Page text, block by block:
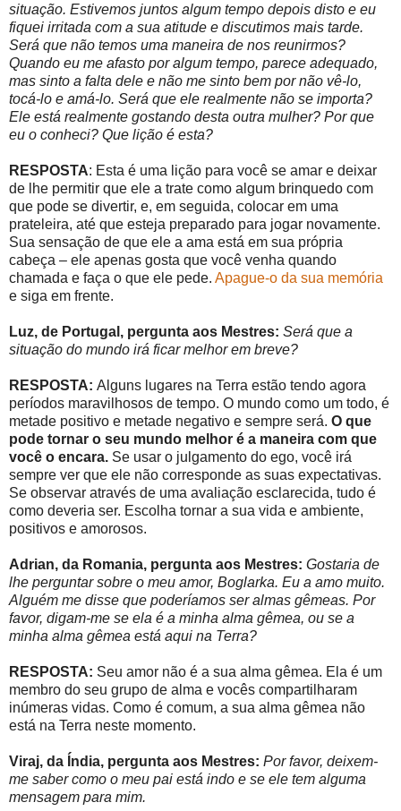
situação. Estivemos juntos algum tempo depois disto e eu
fiquei irritada com a sua atitude e discutimos mais tarde.
Será que não temos uma maneira de nos reunirmos?
Quando eu me afasto por algum tempo, parece adequado,
mas sinto a falta dele e não me sinto bem por não vê-lo,
tocá-lo e amá-lo. Será que ele realmente não se importa?
Ele está realmente gostando desta outra mulher? Por que
eu o conheci? Que lição é esta?
RESPOSTA: Esta é uma lição para você se amar e deixar
de lhe permitir que ele a trate como algum brinquedo com
que pode se divertir, e, em seguida, colocar em uma
prateleira, até que esteja preparado para jogar novamente.
Sua sensação de que ele a ama está em sua própria
cabeça – ele apenas gosta que você venha quando
chamada e faça o que ele pede. Apague-o da sua memória
e siga em frente.
Luz, de Portugal, pergunta aos Mestres: Será que a
situação do mundo irá ficar melhor em breve?
RESPOSTA: Alguns lugares na Terra estão tendo agora
períodos maravilhosos de tempo. O mundo como um todo, é
metade positivo e metade negativo e sempre será. O que
pode tornar o seu mundo melhor é a maneira com que
você o encara. Se usar o julgamento do ego, você irá
sempre ver que ele não corresponde as suas expectativas.
Se observar através de uma avaliação esclarecida, tudo é
como deveria ser. Escolha tornar a sua vida e ambiente,
positivos e amorosos.
Adrian, da Romania, pergunta aos Mestres: Gostaria de
lhe perguntar sobre o meu amor, Boglarka. Eu a amo muito.
Alguém me disse que poderíamos ser almas gêmeas. Por
favor, digam-me se ela é a minha alma gêmea, ou se a
minha alma gêmea está aqui na Terra?
RESPOSTA: Seu amor não é a sua alma gêmea. Ela é um
membro do seu grupo de alma e vocês compartilharam
inúmeras vidas. Como é comum, a sua alma gêmea não
está na Terra neste momento.
Viraj, da Índia, pergunta aos Mestres: Por favor, deixem-
me saber como o meu pai está indo e se ele tem alguma
mensagem para mim.